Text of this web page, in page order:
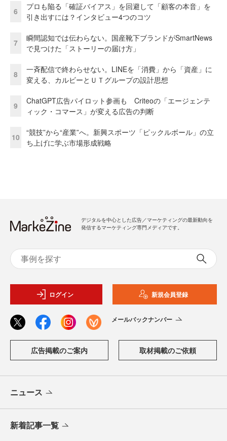
6
プロも陥る「確証バイアス」を回避して「顧客の本音」を
引き出すには？インタビュー4つのコツ
7
瞬間認知では伝わらない。国産靴下ブランドがSmartNews
で見つけた「ストーリーの届け方」
8
一斉配信で終わらせない。LINEを「消費」から「資産」に
変える、カルビーとＵＴグループの設計思想
9
ChatGPT広告パイロット参画も Criteoの「エージェンテ
ィック・コマース」が変える広告の判断
10
“競技”から“産業”へ。新興スポーツ「ピックルボール」の立
ち上げに学ぶ市場形成戦略
デジタルを中心とした広告／マーケティングの最新動向を
発信するマーケティング専門メディアです。
ログイン 新規会員登録
メールバックナンバー
広告掲載のご案内 取材掲載のご依頼
ニュース
新着記事一覧